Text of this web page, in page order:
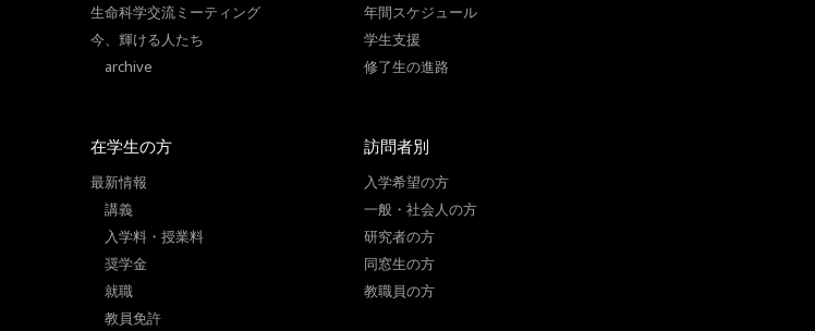
生命科学交流ミーティング
今、輝ける人たち
archive
年間スケジュール
学生支援
修了生の進路
在学生の方
最新情報
講義
入学料・授業料
奨学金
就職
教員免許
訪問者別
入学希望の方
一般・社会人の方
研究者の方
同窓生の方
教職員の方